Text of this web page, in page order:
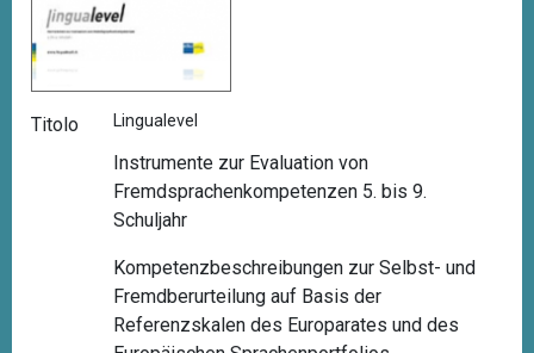
Titolo Lingualevel
Instrumente zur Evaluation von
Fremdsprachenkompetenzen 5. bis 9.
Schuljahr
Kompetenzbeschreibungen zur Selbst- und
Fremdberurteilung auf Basis der
Referenzskalen des Europarates und des